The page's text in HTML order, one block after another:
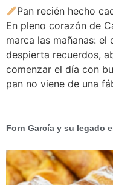
Pan recién hecho
En pleno corazón de
marca las mañanas:
despierta recuerdos,
comenzar el día con
pan no viene de una
Forn García y su legado